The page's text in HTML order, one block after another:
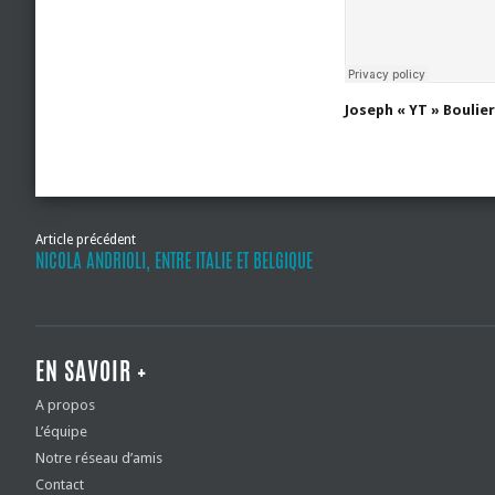
Joseph « YT » Boulier
Article précédent
NICOLA ANDRIOLI, ENTRE ITALIE ET BELGIQUE
EN SAVOIR +
A propos
L’équipe
Notre réseau d’amis
Contact